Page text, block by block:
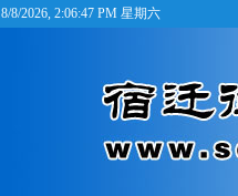
8/8/2026, 2:06:48 PM 星期六